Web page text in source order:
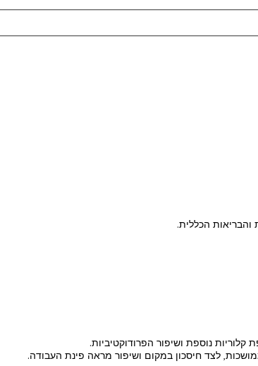
נוספת ושיפור הפרודוקטיביות.
לצד חיסכון במקום ושיפור מראה פינת העבודה.